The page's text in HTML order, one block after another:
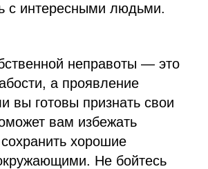
с интересными людьми.
неправоты — это
а проявление
вы готовы признать свои
вам избежать
хорошие
Не бойтесь